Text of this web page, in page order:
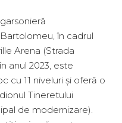
în cadrul
Arena (Strada
anul 2023, este
cu 11 niveluri și oferă o
Tineretului
de modernizare).